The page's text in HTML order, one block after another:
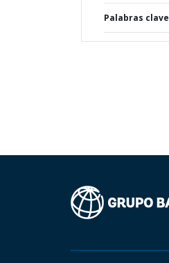
Palabras clave